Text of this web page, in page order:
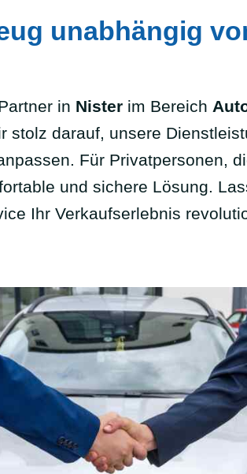
unabhängig
in Nister im Bereich
stolz darauf, unsere
Für Privatpersonen,
und sichere Lösung.
Ihr Verkaufserlebnis